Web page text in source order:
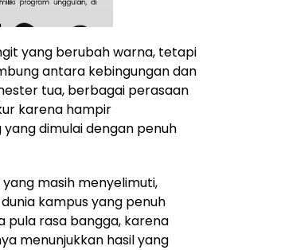
yang berubah warna, tetapi
antara kebingungan dan
tua, berbagai perasaan
karena hampir
dimulai dengan penuh
masih menyelimuti,
kampus yang penuh
pula rasa bangga, karena
menunjukkan hasil yang